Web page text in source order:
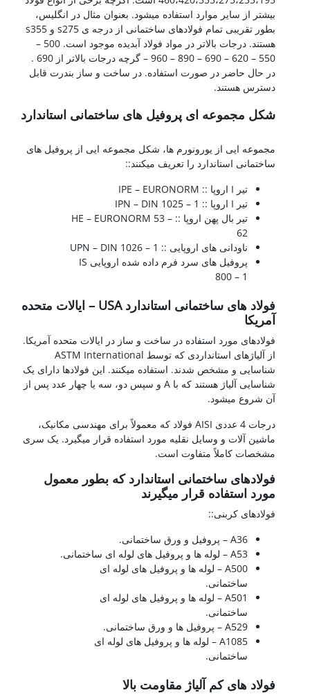
بیشتر از سایر موارد استفاده میشود. بعنوان مثال در انگلیس،
بطور تقریبی تمام فولادهای ساختمانی از درجه ی s275 و s355
هستند. درجات بالاتر در مواد فولاد آبدیده موجود است. 500 –
550 – 620 – 690 – 890 – 960 – گرچه درجات بالاتر از 690 .
در حال حاضر در صورت استفاده. در ساخت و ساز بندرت قابل
دسترس هستند.
شکل مجموعه ای پروفیل های ساختمانی استاندارد
مجموعه ایی از یورونورم ها، شکل مجموعه ایی از پروفیل های
ساختمانی استاندارد را تعریف میکنند::
تیر I اروپا :: IPE – EURONORM
تیر I اروپا :: IPN – DIN 1025 – 1
تیر بال پهن اروپا :: HE – EURONORM 53 –
62
ناودانی های اروپایی :: UPN – DIN 1026 – 1
پروفیل های سرد فرم داده شده اروپایی IS
800 – 1
فولاد های ساختمانی استاندارد USA – ایالات متحده
آمریکا
فولادهای مورد استفاده در ساخت و ساز در ایالات متحده آمریکا.
از آلیاژهای استانداردی که توسط ASTM International
شناسایی و مشخص شدند. استفاده میکنند. این فولادها دارای یک
شناسایی آلیاژ هستند که با A و سپس دو، سه یا چهار عدد پس از
آن شروع میشود.
درجات 4 عددی AISI فولاد که معمولاً برای مهندسی مکانیک،
ماشین آلات و وسایل نقلیه مورد استفاده قرار میگیرد. یک سری
مشخصات کاملاً متفاوت است.
فولادهای ساختمانی استاندارد که بطور معمول
مورد استفاده قرار میگیرند
فولادهای کربنی::
A36 – پروفیل و ورق ساختمانی.
A53 – لوله ها و پروفیل های لوله ای ساختمانی.
A500 – لوله ها و پروفیل های لوله ای
ساختمانی.
A501 – لوله ها و پروفیل های لوله ای
ساختمانی.
A529 – پروفیل ها و ورق ساختمانی.
A1085 – لوله ها و پروفیل های لوله ای
ساختمانی.
فولاد های کم آلیاژ مقاومت بالا